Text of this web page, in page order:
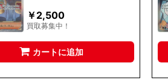
￥2,500
買取募集中！
カートに追加